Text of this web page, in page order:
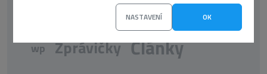
NASTAVENÍ OK
SSL UX WordPress
wp Zprávičky Články